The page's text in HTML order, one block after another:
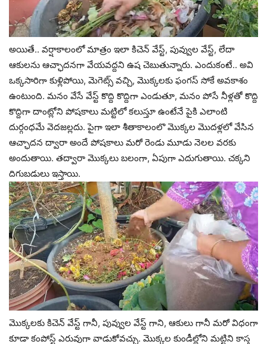
అయితే.. వర్షాకాలంలో మాత్రం ఇలా కిచెన్ వేస్ట్‌, పువ్వుల వేస్ట్‌, లేదా
ఆకులను ఆచ్ఛాదనగా వేయవద్దని ఉష చెబుతున్నారు. ఎందుకంటే.. అవి
ఒక్కసారిగా కుళ్లిపోయి, మెగెట్స్‌ వచ్చి, మొక్కలకు ఫంగస్ సోకే అవకాశం
ఉంటుంది. మనం వేసే వేస్ట్‌ కొద్ది కొద్దిగా ఎండుతూ, మనం పోసే నీళ్లతో కొద్ది
కొద్దిగా దాంట్లోని పోషకాలు మట్టిలో కలుస్తూ ఉంటేనే పైకి ఎలాంటి
దుర్గంధమే వెదజల్లదు. పైగా ఇలా శీతాకాలంలొ మొక్కల మొదళ్లలో వేసిన
ఆచ్ఛాదన ద్వారా అందే పోషకాలు మరో రెండు మూడు నెలల వరకు
అందుతాయి. తద్వారా మొక్కలు బలంగా, ఏపుగా ఎదుగుతాయి. చక్కని
దిగుబడులు ఇస్తాయి.
మొక్కలకు కిచెన్ వేస్ట్‌ గానీ, పువ్వుల వేస్ట్‌ గాని, ఆకులు గానీ మరో విధంగా
కూడా కంపోస్ట్‌ ఎరువుగా వాడుకోవచ్చు. మొక్కల కుండీల్లోని మట్టిని కాస్త